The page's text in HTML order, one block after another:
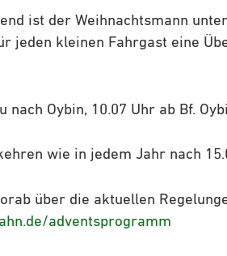
ist der Weihnachtsmann
jeden kleinen Fahrgast eine
nach Oybin, 10.07 Uhr ab Bf.
wie in jedem Jahr nach
über die aktuellen
adventsprogramm